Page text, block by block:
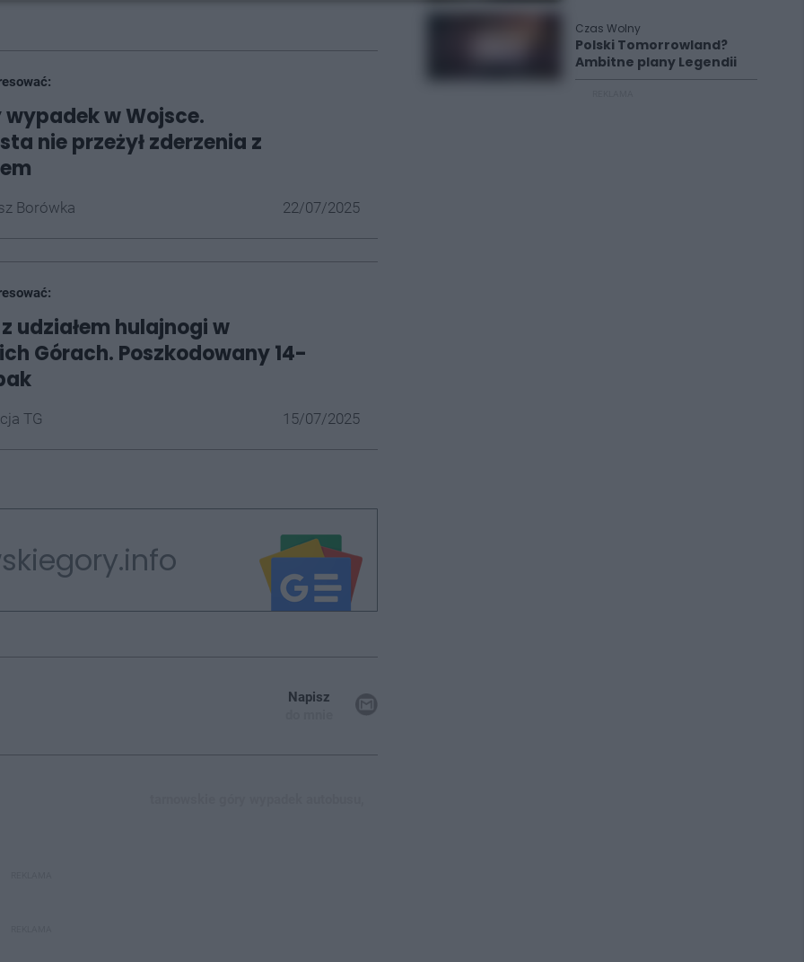
w Wojsce.
nie przeżył zderzenia z
Borówka 22/07/2025
udziałem hulajnogi w
Górach. Poszkodowany 14-
TG 15/07/2025
Napisz
Czas Wolny
Polski Tomorrowland?
Ambitne plany Legendii